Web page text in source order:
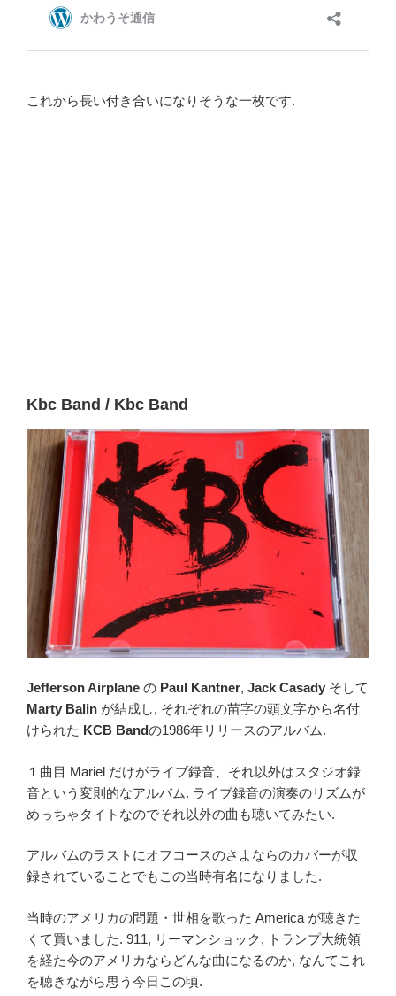
これから長い付き合いになりそうな一枚です.
Kbc Band / Kbc Band
Jefferson Airplane の Paul Kantner, Jack Casady そして
Marty Balin が結成し, それぞれの苗字の頭文字から名付
けられた KCB Bandの1986年リリースのアルバム.
１曲目 Mariel だけがライブ録音、それ以外はスタジオ録
音という変則的なアルバム. ライブ録音の演奏のリズムが
めっちゃタイトなのでそれ以外の曲も聴いてみたい.
アルバムのラストにオフコースのさよならのカバーが収
録されていることでもこの当時有名になりました.
当時のアメリカの問題・世相を歌った America が聴きた
くて買いました. 911, リーマンショック, トランプ大統領
を経た今のアメリカならどんな曲になるのか, なんてこれ
を聴きながら思う今日この頃.